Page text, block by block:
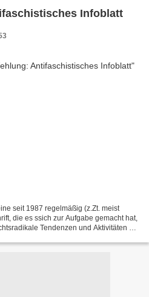
Infoblatt
seit 1987 regelmäßig (z.Zt. meist
die es ssich zur Aufgabe gemacht hat,
Tendenzen und Aktivitäten vor